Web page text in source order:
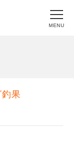
MENU
果